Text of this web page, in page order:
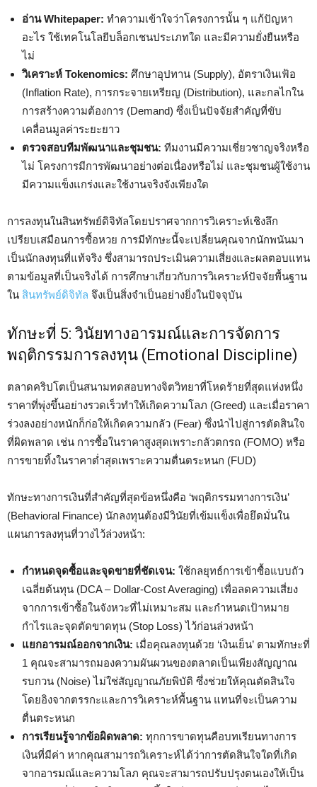
อ่าน Whitepaper: ทำความเข้าใจว่าโครงการนั้น ๆ แก้ปัญหา
อะไร ใช้เทคโนโลยีบล็อกเชนประเภทใด และมีความยั่งยืนหรือ
ไม่
วิเคราะห์ Tokenomics: ศึกษาอุปทาน (Supply), อัตราเงินเฟ้อ
(Inflation Rate), การกระจายเหรียญ (Distribution), และกลไกใน
การสร้างความต้องการ (Demand) ซึ่งเป็นปัจจัยสำคัญที่ขับ
เคลื่อนมูลค่าระยะยาว
ตรวจสอบทีมพัฒนาและชุมชน: ทีมงานมีความเชี่ยวชาญจริงหรือ
ไม่ โครงการมีการพัฒนาอย่างต่อเนื่องหรือไม่ และชุมชนผู้ใช้งาน
มีความแข็งแกร่งและใช้งานจริงจังเพียงใด
การลงทุนในสินทรัพย์ดิจิทัลโดยปราศจากการวิเคราะห์เชิงลึก
เปรียบเสมือนการซื้อหวย การมีทักษะนี้จะเปลี่ยนคุณจากนักพนันมา
เป็นนักลงทุนที่แท้จริง ซึ่งสามารถประเมินความเสี่ยงและผลตอบแทน
ตามข้อมูลที่เป็นจริงได้ การศึกษาเกี่ยวกับการวิเคราะห์ปัจจัยพื้นฐาน
ใน สินทรัพย์ดิจิทัล จึงเป็นสิ่งจำเป็นอย่างยิ่งในปัจจุบัน
ทักษะที่ 5: วินัยทางอารมณ์และการจัดการ
พฤติกรรมการลงทุน (Emotional Discipline)
ตลาดคริปโตเป็นสนามทดสอบทางจิตวิทยาที่โหดร้ายที่สุดแห่งหนึ่ง
ราคาที่พุ่งขึ้นอย่างรวดเร็วทำให้เกิดความโลภ (Greed) และเมื่อราคา
ร่วงลงอย่างหนักก็ก่อให้เกิดความกลัว (Fear) ซึ่งนำไปสู่การตัดสินใจ
ที่ผิดพลาด เช่น การซื้อในราคาสูงสุดเพราะกลัวตกรถ (FOMO) หรือ
การขายทิ้งในราคาต่ำสุดเพราะความตื่นตระหนก (FUD)
ทักษะทางการเงินที่สำคัญที่สุดข้อหนึ่งคือ ‘พฤติกรรมทางการเงิน’
(Behavioral Finance) นักลงทุนต้องมีวินัยที่เข้มแข็งเพื่อยึดมั่นใน
แผนการลงทุนที่วางไว้ล่วงหน้า:
กำหนดจุดซื้อและจุดขายที่ชัดเจน: ใช้กลยุทธ์การเข้าซื้อแบบถัว
เฉลี่ยต้นทุน (DCA – Dollar-Cost Averaging) เพื่อลดความเสี่ยง
จากการเข้าซื้อในจังหวะที่ไม่เหมาะสม และกำหนดเป้าหมาย
กำไรและจุดตัดขาดทุน (Stop Loss) ไว้ก่อนล่วงหน้า
แยกอารมณ์ออกจากเงิน: เมื่อคุณลงทุนด้วย ‘เงินเย็น’ ตามทักษะที่
1 คุณจะสามารถมองความผันผวนของตลาดเป็นเพียงสัญญาณ
รบกวน (Noise) ไม่ใช่สัญญาณภัยพิบัติ ซึ่งช่วยให้คุณตัดสินใจ
โดยอิงจากตรรกะและการวิเคราะห์พื้นฐาน แทนที่จะเป็นความ
ตื่นตระหนก
การเรียนรู้จากข้อผิดพลาด: ทุกการขาดทุนคือบทเรียนทางการ
เงินที่มีค่า หากคุณสามารถวิเคราะห์ได้ว่าการตัดสินใจใดที่เกิด
จากอารมณ์และความโลภ คุณจะสามารถปรับปรุงตนเองให้เป็น